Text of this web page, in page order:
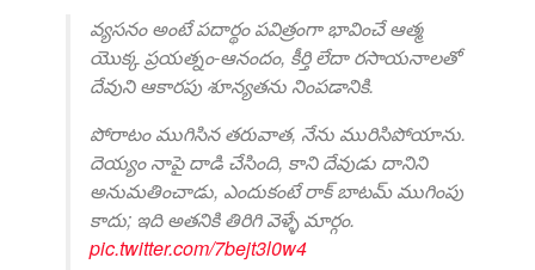
వ్యసనం అంటే పదార్థం పవిత్రంగా భావించే ఆత్మ
యొక్క ప్రయత్నం-ఆనందం, కీర్తి లేదా రసాయనాలతో
దేవుని ఆకారపు శూన్యతను నింపడానికి.
పోరాటం ముగిసిన తరువాత, నేను మురిసిపోయాను.
దెయ్యం నాపై దాడి చేసింది, కాని దేవుడు దానిని
అనుమతించాడు, ఎందుకంటే రాక్ బాటమ్ ముగింపు
కాదు; ఇది అతనికి తిరిగి వెళ్ళే మార్గం.
pic.twitter.com/7bejt3l0w4